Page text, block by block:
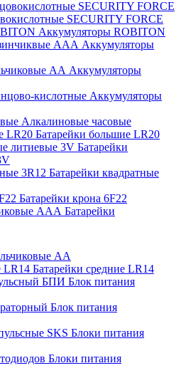
SECURITY FORCE
Аккумуляторы ROBITON
Аккумуляторы
Аккумуляторы
Аккумуляторы
Алкалиновые часовые
Батарейки большие LR20
Батарейки
Батарейки квадратные
Батарейки крона 6F22
Батарейки
АА
Батарейки средние LR14
Блок питания
Блок питания
Блоки питания
Блоки питания